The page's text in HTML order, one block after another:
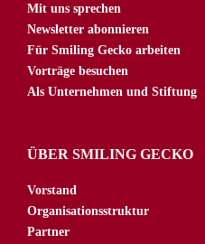
Mit uns sprechen
Newsletter abonnieren
Für Smiling Gecko arbeiten
Vorträge besuchen
Als Unternehmen und Stiftung
ÜBER SMILING GECKO
Vorstand
Organisationsstruktur
Partner